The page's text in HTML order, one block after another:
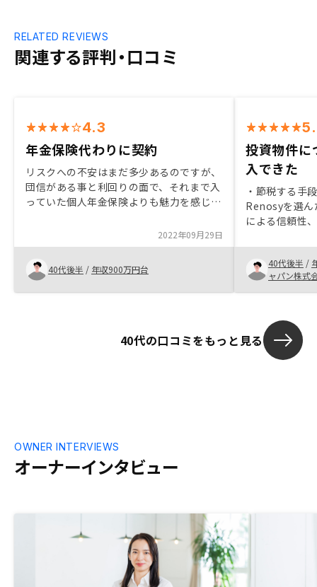
関連する評判・口コミ
RELATED REVIEWS
4.3
年金保険代わりに契約
リスクへの不安はまだ多少あるのですが、
団信がある事と利回りの面で、それまで入
っていた個人年金保険よりも魅力を感じま
でなく個人年金を解約して頭金に充ててい
ます。決め手になったのはNEOインカムプ
ランで先の計算がしやすくなった所です。
法的な問題があるのかとは思いますが、シ
ミュレーションに税金の計算が是非欲しい
2022年09月29日
40代後半 / 年収900万円台
投資物件に
入できた
・節税する手
Renosyを選ん
による信頼性
自分に適切な
での手続きが
サポートいた
きた。
40代後半 /
ャパン株式
40代の口コミをもっと見る
オーナーインタビュー
OWNER INTERVIEWS